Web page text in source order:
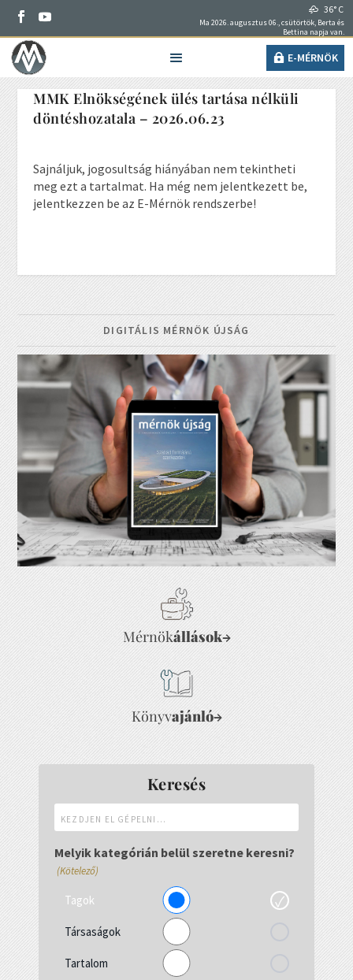
36° C
Ma 2026. augusztus 06., csütörtök, Berta és
Bettina napja van.
E-MÉRNÖK
MMK Elnökségének ülés tartása nélküli
döntéshozatala – 2026.06.23
Sajnáljuk, jogosultság hiányában nem tekintheti
meg ezt a tartalmat. Ha még nem jelentkezett be,
jelentkezzen be az E-Mérnök rendszerbe!
DIGITÁLIS MÉRNÖK ÚJSÁG
Mérnökállások→
Könyvajánló→
Keresés
el
gépelni...
Melyik kategórián belül szeretne keresni?
(Kötelező)
Tagok
Társaságok
Tartalom